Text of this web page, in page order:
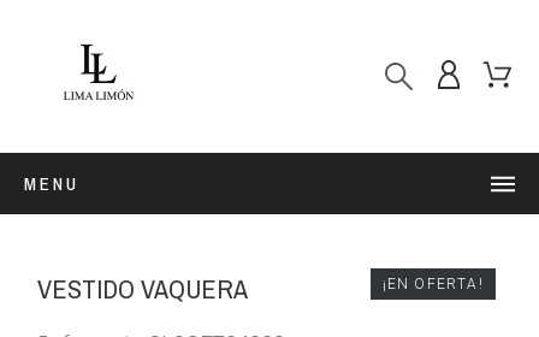
MENU
¡EN OFERTA!
VESTIDO VAQUERA